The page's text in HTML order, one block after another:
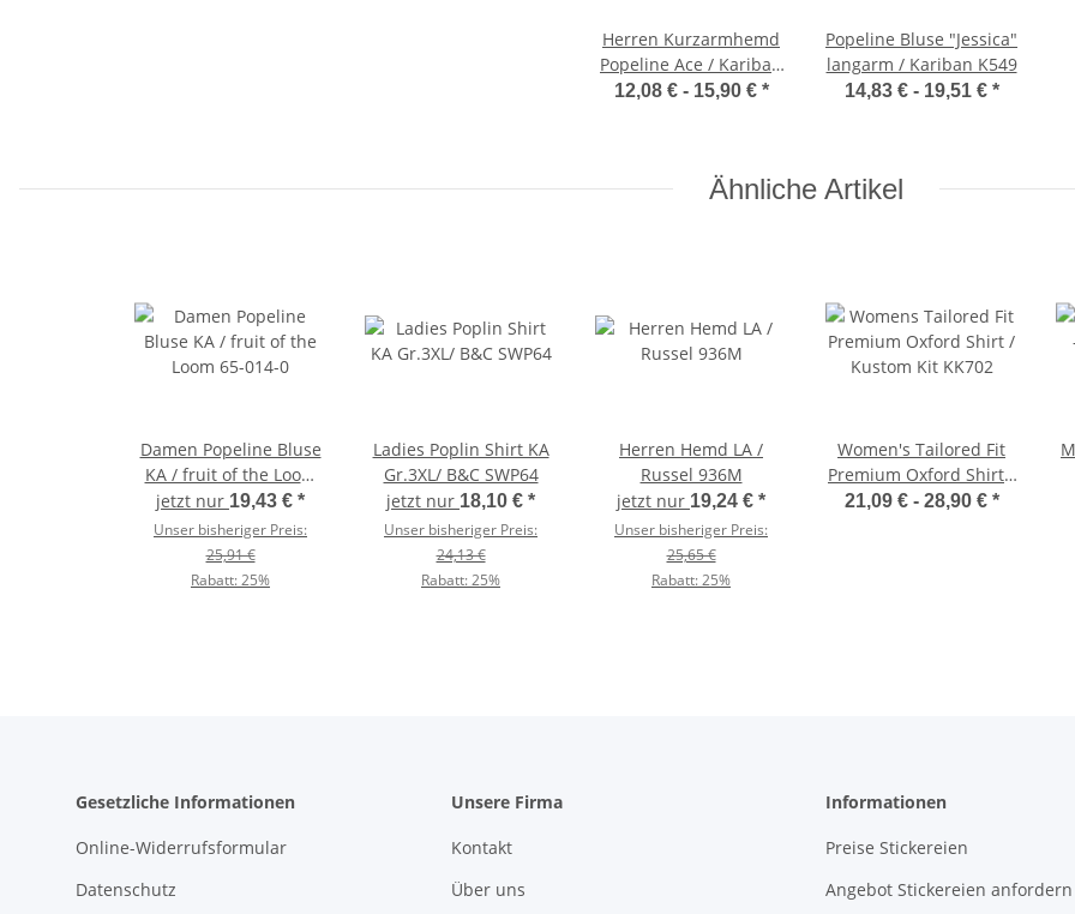
Herren Kurzarmhemd
Popeline Ace / Kariban
K551
12,08 € - 15,90 € *
Popeline Bluse "Jessica"
langarm / Kariban K549
14,83 € - 19,51 € *
Ähnliche Artikel
Damen Popeline Bluse
KA / fruit of the Loom
65-014-0
jetzt nur 19,43 € *
Unser bisheriger Preis:
25,91 €
Rabatt:25%
Ladies Poplin Shirt KA
Gr.3XL/ B&C SWP64
jetzt nur 18,10 € *
Unser bisheriger Preis:
24,13 €
Rabatt:25%
Herren Hemd LA /
Russel 936M
jetzt nur 19,24 € *
Unser bisheriger Preis:
25,65 €
Rabatt:25%
Women's Tailored Fit
Premium Oxford Shirt /
Kustom Kit KK702
21,09 € - 28,90 € *
Gesetzliche Informationen
Online-Widerrufsformular
Datenschutz
Unsere Firma
Kontakt
Über uns
Informationen
Preise Stickereien
Angebot Stickereien anfordern